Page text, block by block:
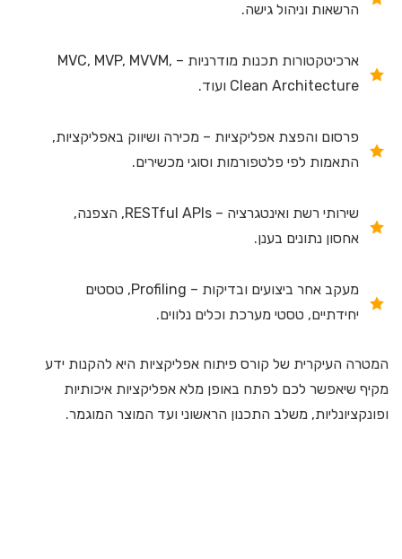
הרשאות וניהול גישה.
ארכיטקטורות תכנות מודרניות – MVC, MVP, MVVM,
Clean Architecture ועוד.
פרסום והפצת אפליקציות – מכירה ושיווק באפליקציות,
התאמות לפי פלטפורמות וסוגי מכשירים.
שירותי רשת ואינטגרציה – RESTful APIs, הצפנה,
אחסון נתונים בענן.
מעקב אחר ביצועים ובדיקות – Profiling, טסטים
יחידתיים, טסטי מערכת וכלים נלווים.
המטרה העיקרית של קורס פיתוח אפליקציות היא להקנות ידע
מקיף שיאפשר לכם לפתח באופן מלא אפליקציות איכותיות
ופונקציונליות, משלב התכנון הראשוני ועד המוצר המוגמר.